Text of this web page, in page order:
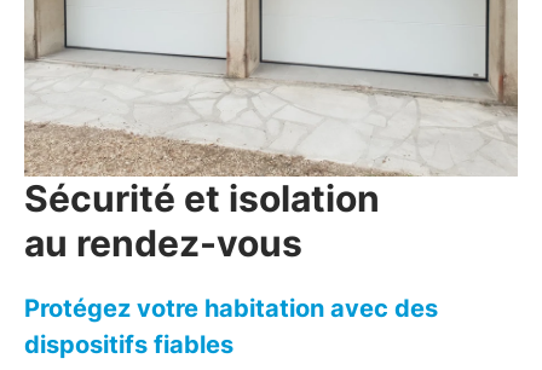
Sécurité et isolation
au rendez-vous
Protégez votre habitation avec des
dispositifs fiables